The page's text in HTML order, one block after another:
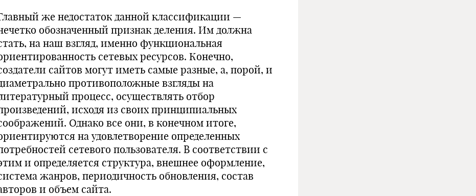
же недостаток данной классификации —
обозначенный признак деления. Им должна
на наш взгляд, именно функциональная
сетевых ресурсов. Конечно,
сайтов могут иметь самые разные, а, порой, и
противоположные взгляды на
процесс, осуществлять отбор
исходя из своих принципиальных
Однако все они, в конечном итоге,
на удовлетворение определенных
сетевого пользователя. В соответствии с
и определяется структура, внешнее оформление,
жанров, периодичность обновления, состав
и объем сайта.